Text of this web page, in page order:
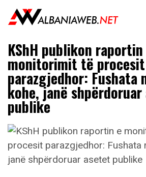
KShH publikon raportin
monitorimit të procesit
parazgjedhor: Fushata
kohe, janë
publike